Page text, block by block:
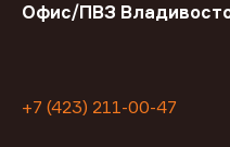
Офис/ПВЗ
+7 (423) 211-00-47